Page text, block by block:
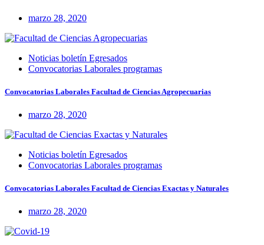
marzo 28, 2020
Noticias boletín Egresados
Convocatorias Laborales programas
Convocatorias Laborales Facultad de Ciencias Agropecuarias
marzo 28, 2020
Noticias boletín Egresados
Convocatorias Laborales programas
Convocatorias Laborales Facultad de Ciencias Exactas y Naturales
marzo 28, 2020